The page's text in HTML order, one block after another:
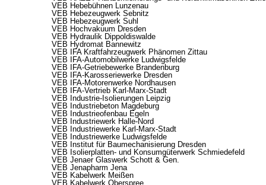
VEB Hebebühnen Lunzenau
VEB Hebezeugwerk Sebnitz
VEB Hebezeugwerk Suhl
VEB Hochvakuum Dresden
VEB Hydraulik Dippoldiswalde
VEB Hydromat Bannewitz
VEB IFA Kraftfahrzeugwerk Phänomen Zittau
VEB IFA-Automobilwerke Ludwigsfelde
VEB IFA-Getriebewerke Brandenburg
VEB IFA-Karosseriewerke Dresden
VEB IFA-Motorenwerke Nordhausen
VEB IFA-Vertrieb Karl-Marx-Stadt
VEB Industrie-Isolierungen Leipzig
VEB Industriebeton Magdeburg
VEB Industrieofenbau Egeln
VEB Industriewerk Halle-Nord
VEB Industriewerke Karl-Marx-Stadt
VEB Industriewerke Ludwigsfelde
VEB Institut für Baumechanisierung Dresden
VEB Isolierplatten- und Konsumgüterwerk Schmiedefeld
VEB Jenaer Glaswerk Schott & Gen.
VEB Jenapharm Jena
VEB Kabelwerk Meißen
VEB Kabelwerk Oberspree